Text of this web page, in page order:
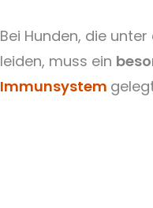
Bei Hunden, die
leiden, muss ein
Immunsystem